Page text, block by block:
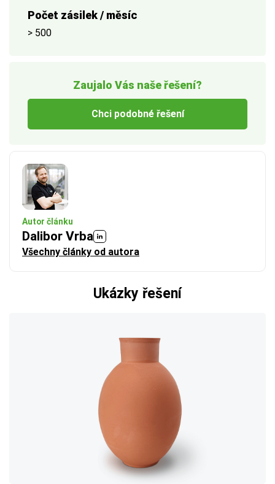
Počet zásilek / měsíc
> 500
Zaujalo Vás naše řešení?
Chci podobné řešení
Autor článku
Dalibor Vrba
Všechny články od autora
Ukázky řešení